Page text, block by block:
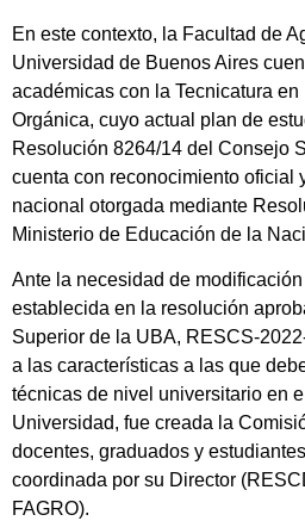
En este contexto, la Facultad de
Universidad de Buenos Aires
académicas con la Tecnicatura en
Orgánica, cuyo actual plan de
Resolución 8264/14 del Consejo
cuenta con reconocimiento oficial
nacional otorgada mediante
Ministerio de Educación de la
Ante la necesidad de
establecida en la resolución
Superior de la UBA, RESCS-
a las características a las que
técnicas de nivel universitario en
Universidad, fue creada la
docentes, graduados y
coordinada por su Director
FAGRO).